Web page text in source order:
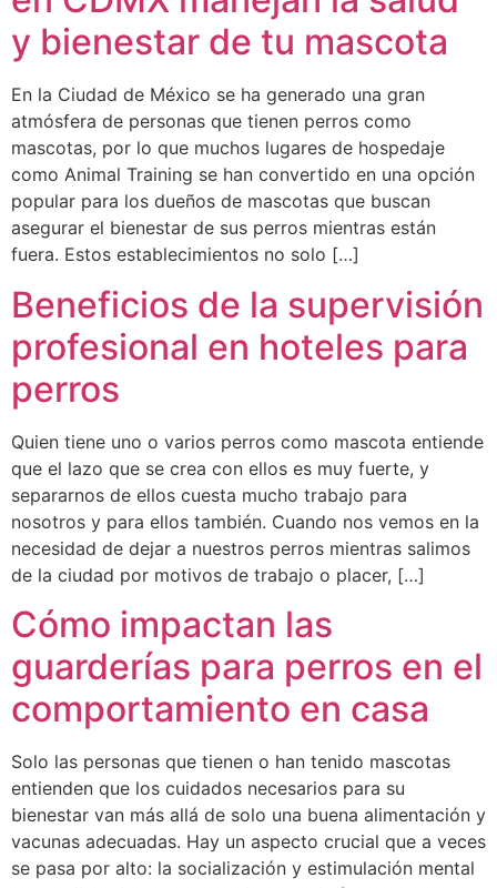
y bienestar de tu mascota
En la Ciudad de México se ha generado una gran
atmósfera de personas que tienen perros como
mascotas, por lo que muchos lugares de hospedaje
como Animal Training se han convertido en una opción
popular para los dueños de mascotas que buscan
asegurar el bienestar de sus perros mientras están
fuera. Estos establecimientos no solo […]
Beneficios de la supervisión
profesional en hoteles para
perros
Quien tiene uno o varios perros como mascota entiende
que el lazo que se crea con ellos es muy fuerte, y
separarnos de ellos cuesta mucho trabajo para
nosotros y para ellos también. Cuando nos vemos en la
necesidad de dejar a nuestros perros mientras salimos
de la ciudad por motivos de trabajo o placer, […]
Cómo impactan las
guarderías para perros en el
comportamiento en casa
Solo las personas que tienen o han tenido mascotas
entienden que los cuidados necesarios para su
bienestar van más allá de solo una buena alimentación y
vacunas adecuadas. Hay un aspecto crucial que a veces
se pasa por alto: la socialización y estimulación mental